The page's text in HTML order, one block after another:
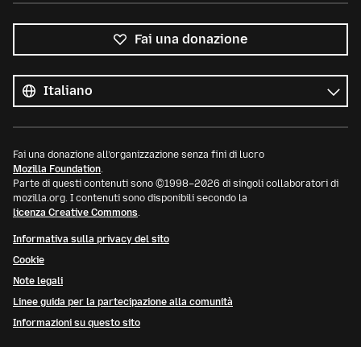
Fai una donazione
le
lingue
Lingua
Fai una donazione all’organizzazione senza fini di lucro
Mozilla Foundation.
Parte di questi contenuti sono ©1998–2026 di singoli collaboratori di
mozilla.org. I contenuti sono disponibili secondo la
licenza Creative Commons.
Informativa sulla privacy del sito
Cookie
Note legali
Linee guida per la partecipazione alla comunità
Informazioni su questo sito